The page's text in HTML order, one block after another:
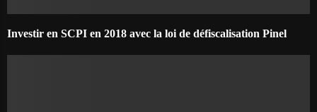
Investir en SCPI en 2018 avec la loi de défiscalisation Pinel